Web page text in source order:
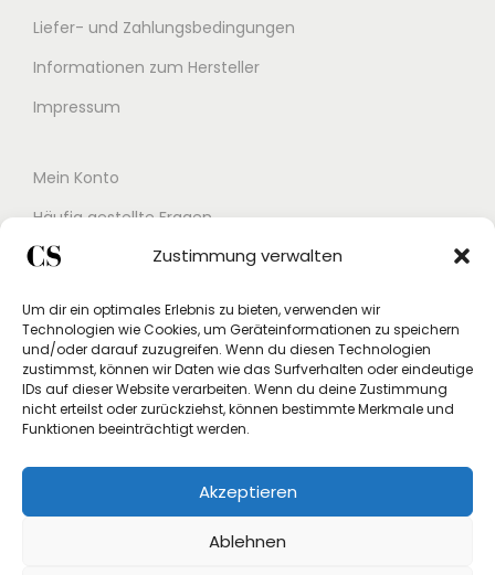
Zustimmung verwalten
Um dir ein optimales Erlebnis zu bieten, verwenden wir
Technologien wie Cookies, um Geräteinformationen zu speichern
und/oder darauf zuzugreifen. Wenn du diesen Technologien
zustimmst, können wir Daten wie das Surfverhalten oder eindeutige
IDs auf dieser Website verarbeiten. Wenn du deine Zustimmung
nicht erteilst oder zurückziehst, können bestimmte Merkmale und
Funktionen beeinträchtigt werden.
Akzeptieren
Ablehnen
Liefer- und Zahlungsbedingungen
Informationen zum Hersteller
Impressum
Mein Konto
Häufig gestellte Fragen
Kontakt
Studex App
Einverständniserklärung
Rücksendung beantragen
Vertrag widerrufen